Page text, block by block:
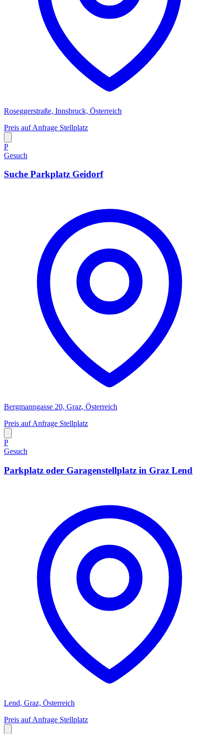
Roseggerstraße, Innsbruck, Österreich
Preis auf Anfrage Stellplatz
P
Gesuch
Suche Parkplatz Geidorf
Bergmanngasse 20, Graz, Österreich
Preis auf Anfrage Stellplatz
P
Gesuch
Parkplatz oder Garagenstellplatz in Graz Lend
Lend, Graz, Österreich
Preis auf Anfrage Stellplatz